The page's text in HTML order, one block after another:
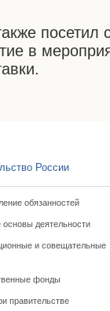
в
России
обязанностей
деятельности
и совещательные
фонды
правительстве